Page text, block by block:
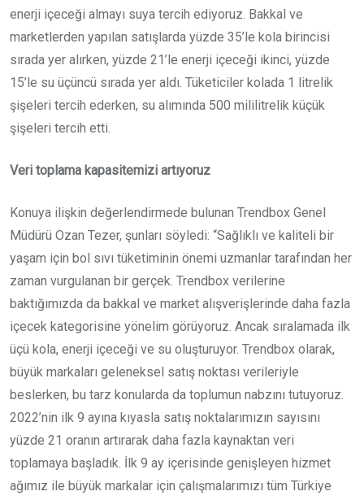
enerji içeceği almayı suya tercih ediyoruz. Bakkal ve
marketlerden yapılan satışlarda yüzde 35’le kola birincisi
sırada yer alırken, yüzde 21’le enerji içeceği ikinci, yüzde
15’le su üçüncü sırada yer aldı. Tüketiciler kolada 1 litrelik
şişeleri tercih ederken, su alımında 500 mililitrelik küçük
şişeleri tercih etti.
Veri toplama kapasitemizi artıyoruz
Konuya ilişkin değerlendirmede bulunan Trendbox Genel
Müdürü Ozan Tezer, şunları söyledi: “Sağlıklı ve kaliteli bir
yaşam için bol sıvı tüketiminin önemi uzmanlar tarafından her
zaman vurgulanan bir gerçek. Trendbox verilerine
baktığımızda da bakkal ve market alışverişlerinde daha fazla
içecek kategorisine yönelim görüyoruz. Ancak sıralamada ilk
üçü kola, enerji içeceği ve su oluşturuyor. Trendbox olarak,
büyük markaları geleneksel satış noktası verileriyle
beslerken, bu tarz konularda da toplumun nabzını tutuyoruz.
2022’nin ilk 9 ayına kıyasla satış noktalarımızın sayısını
yüzde 21 oranın artırarak daha fazla kaynaktan veri
toplamaya başladık. İlk 9 ay içerisinde genişleyen hizmet
ağımız ile büyük markalar için çalışmalarımızı tüm Türkiye